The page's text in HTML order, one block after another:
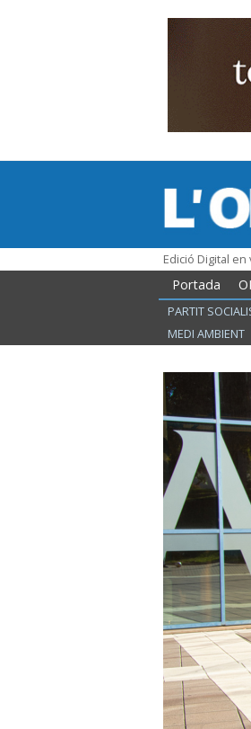
Edició Digital
Portada
PARTIT
MEDI AMBIENT